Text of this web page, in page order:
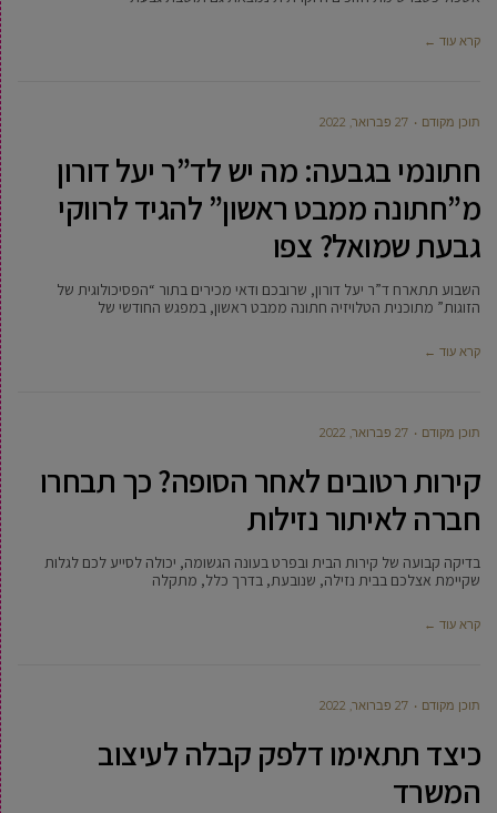
קרא עוד ←
תוכן מקודם 27 פברואר, 2022
חתונמי בגבעה: מה יש לד”ר יעל דורון
מ”חתונה ממבט ראשון” להגיד לרווקי
גבעת שמואל? צפו
השבוע תתארח ד”ר יעל דורון, שרובכם ודאי מכירים בתור “הפסיכולוגית של
הזוגות” מתוכנית הטלויזיה חתונה ממבט ראשון, במפגש החודשי של
קרא עוד ←
תוכן מקודם 27 פברואר, 2022
קירות רטובים לאחר הסופה? כך תבחרו
חברה לאיתור נזילות
בדיקה קבועה של קירות הבית ובפרט בעונה הגשומה, יכולה לסייע לכם לגלות
שקיימת אצלכם בבית נזילה, שנובעת, בדרך כלל, מתקלה
קרא עוד ←
תוכן מקודם 27 פברואר, 2022
כיצד תתאימו דלפק קבלה לעיצוב
המשרד